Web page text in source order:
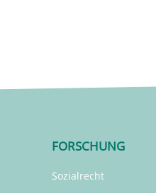
FORSCHUNG
Sozialrecht